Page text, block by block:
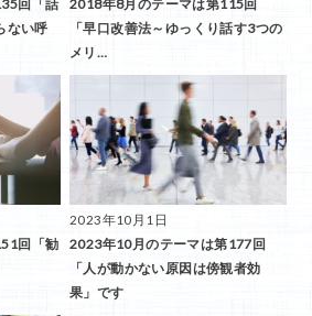
回「話
ない呼
2018年8月のテーマは第115回
「早口改善法～ゆっくり話す3つの
メリ…
回「勧
2023年10月1日
2023年10月のテーマは第177回
「人が動かない原因は傍観者効
果」です